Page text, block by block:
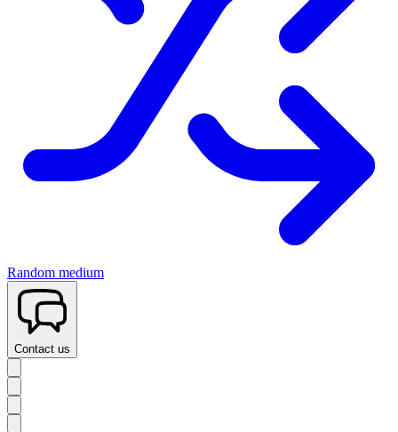
Random medium
Contact us